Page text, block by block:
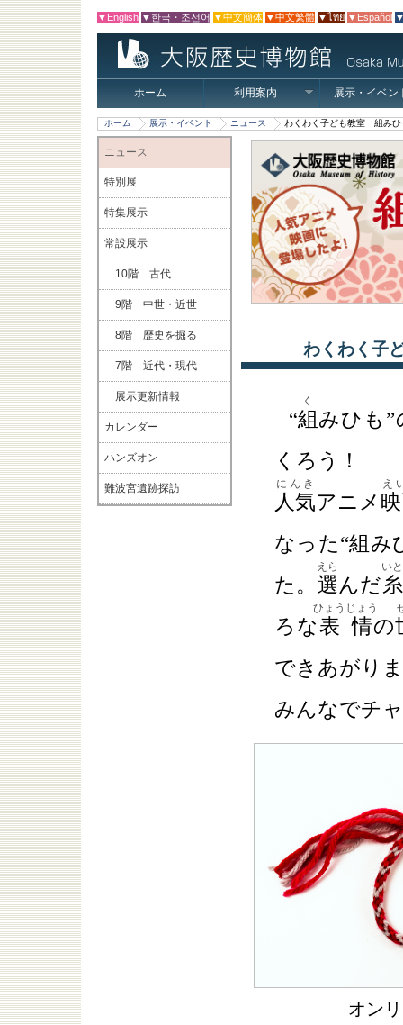
▼English ▼한국・조선어 ▼中文簡体 ▼中文繁體 ▼ไทย ▼Español
ホーム 利用案内 展示・イベン
ホーム 展示・イベント ニュース わくわく子ども教室 組みひ
ニュース
特別展
特集展示
常設展示
10階 古代
9階 中世・近世
8階 歴史を掘る
7階 近代・現代
展示更新情報
カレンダー
ハンズオン
難波宮遺跡探訪
わくわく子
“組
く
みひも”
くろう！
人気
にんき
アニメ
え
なった“組み
た。 選
えら
んだ糸
いと
ろな表情
ひょうじょう
の
できあがり
みんなでチ
オン